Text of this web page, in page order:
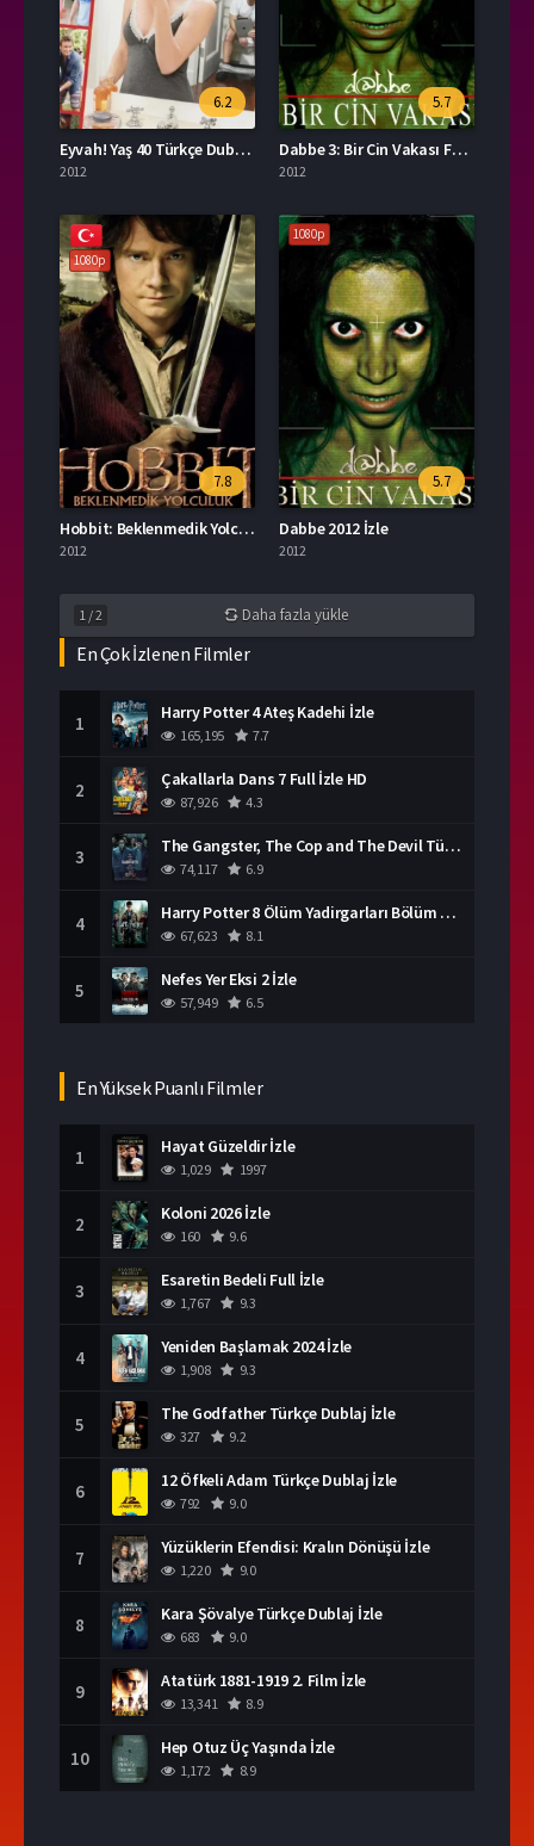
6.2
Eyvah! Yaş 40 Türkçe Dublaj İzle
2012
5.7
Dabbe 3: Bir Cin Vakası Full İzle
2012
1080p
7.8
Hobbit: Beklenmedik Yolculuk İzle
2012
1080p
5.7
Dabbe 2012 İzle
2012
1 /2 Daha fazla yükle
En Çok İzlenen Filmler
1 Harry Potter 4 Ateş Kadehi İzle
165,195 7.7
2 Çakallarla Dans 7 Full İzle HD
87,926 4.3
3 The Gangster, The Cop and The Devil Türkçe Dublaj İzle
74,117 6.9
4 Harry Potter 8 Ölüm Yadirgarları Bölüm 2 İzle
67,623 8.1
5 Nefes Yer Eksi 2 İzle
57,949 6.5
En Yüksek Puanlı Filmler
1 Hayat Güzeldir İzle
1,029 1997
2 Koloni 2026 İzle
160 9.6
3 Esaretin Bedeli Full İzle
1,767 9.3
4 Yeniden Başlamak 2024 İzle
1,908 9.3
5 The Godfather Türkçe Dublaj İzle
327 9.2
6 12 Öfkeli Adam Türkçe Dublaj İzle
792 9.0
7 Yüzüklerin Efendisi: Kralın Dönüşü İzle
1,220 9.0
8 Kara Şövalye Türkçe Dublaj İzle
683 9.0
9 Atatürk 1881-1919 2. Film İzle
13,341 8.9
10 Hep Otuz Üç Yaşında İzle
1,172 8.9